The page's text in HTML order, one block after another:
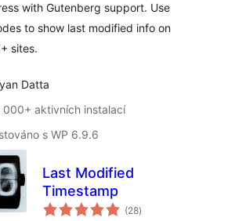
with Gutenberg support. Use
to show last modified info on
sites.
Datta
000+ aktivních instalací
s WP 6.9.6
Last Modified
Timestamp
(28celkové
hodnocení
)